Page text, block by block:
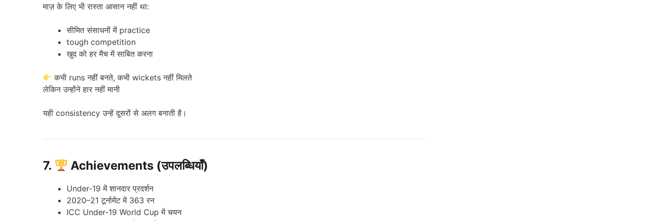
माज़ के लिए भी रास्ता आसान नहीं था:
सीमित संसाधनों में practice
tough competition
खुद को हर मैच में साबित करना
कभी runs नहीं बनते, कभी wickets नहीं मिलते
लेकिन उन्होंने हार नहीं मानी
यही consistency उन्हें दूसरों से अलग बनाती है।
7. Achievements (उपलब्धियाँ)
Under-19 में शानदार प्रदर्शन
2020–21 टूर्नामेंट में 363 रन
ICC Under-19 World Cup में चयन